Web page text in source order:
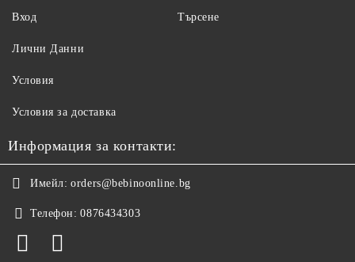
Вход Търсене
Лични Данни
Условия
Условия за доставка
Информация за контакти:
Имейл: orders@bebinoonline.bg
Телефон: 0876434303